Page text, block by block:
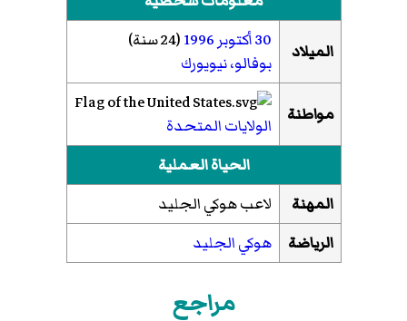
الميلاد 30 أكتوبر 1996(24 سنة)
بوفالو، نيويورك
مواطنة
الولايات المتحدة
الحياة العملية
المهنة
لاعب هوكي الجليد
الرياضة
هوكي الجليد
مراجع